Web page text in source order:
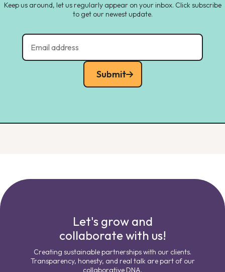
Keep us around, let us regularly appear on your inbox. Click subscribe
to get our newest update.
Submit
Let's grow and
collaborate with us!
Creating sustainable partnerships with our clients.
Transparency, honesty, and real talk are part of our